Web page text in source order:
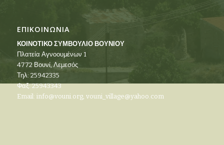
ΕΠΙΚΟΙΝΩΝΙΑ
ΚΟΙΝΟΤΙΚΟ ΣΥΜΒΟΥΛΙΟ ΒΟΥΝΙΟΥ
Πλατεία Αγνοουμένων 1
4772 Βουνί, Λεμεσός
Τηλ: 25942335
Φαξ: 25943343
Email: info@vouni.org, vouni_village@yahoo.com